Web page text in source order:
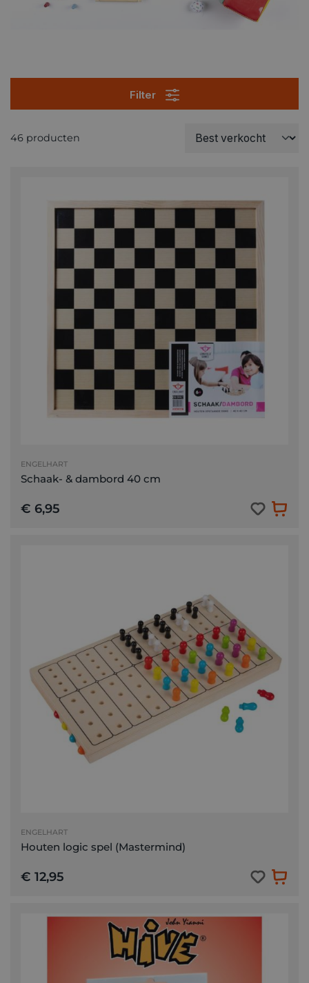
Filter
46 producten
ENGELHART
Schaak- & dambord 40 cm
€ 6,95
ENGELHART
Houten logic spel (Mastermind)
€ 12,95